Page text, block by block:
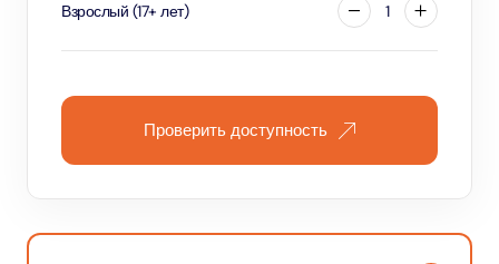
Взрослый (17+ лет) 1
Проверить доступность